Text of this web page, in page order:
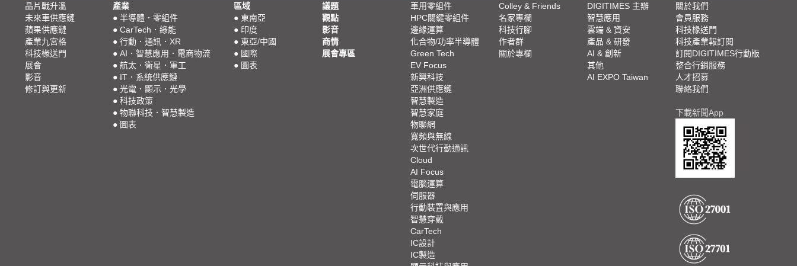
晶片戰升溫
未來車供應鏈
蘋果供應鏈
產業九宮格
科技椽送門
展會
影音
修訂與更新
產業
● 半導體．零組件
● CarTech．綠能
● 行動．通訊．XR
● AI．智慧應用．電商物流
● 航太．衛星．軍工
● IT．系統供應鏈
● 光電．顯示．光學
● 科技政策
● 物聯科技．智慧製造
● 圖表
區域
● 東南亞
● 印度
● 東亞/中國
● 國際
● 圖表
議題
觀點
影音
商情
展會專區
車用零組件
HPC關鍵零組件
邊緣運算
化合物/功率半導體
Green Tech
EV Focus
新興科技
亞洲供應鏈
智慧製造
智慧家庭
物聯網
寬頻與無線
次世代行動通訊
Cloud
AI Focus
電腦運算
伺服器
行動裝置與應用
智慧穿戴
CarTech
IC設計
IC製造
Colley & Friends
名家專欄
科技行腳
作者群
關於專欄
DIGITIMES 主辦
智慧應用
雲端 & 資安
產品 & 研發
AI & 創新
其他
AI EXPO Taiwan
關於我們
會員服務
科技椽送門
科技產業報訂閱
訂閱DIGITIMES行動版
整合行銷服務
人才招募
聯絡我們
下載新聞App